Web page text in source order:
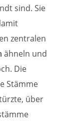
sind. Sie
zentralen
ähneln und
Die
Stämme
über